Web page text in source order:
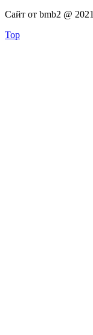
Сайт от bmb2 @ 2021
Top